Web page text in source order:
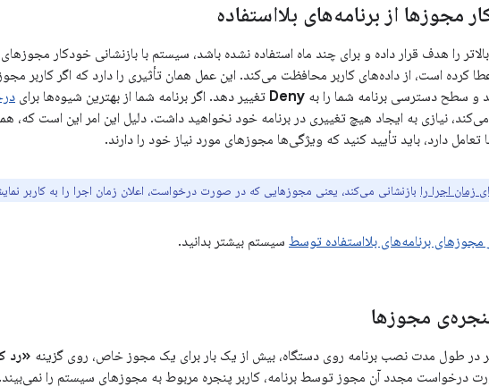
از برنامه‌های بلااستفاده
برنامه شما اندروید ۱۱ یا بالاتر را هدف قرار داده و برای چند ماه استفاده نشده باشد، سیستم با بازنشانی خودکار
کرده است، از داده‌های کاربر محافظت می‌کند. این عمل همان تأثیری را دارد که اگر کاربر
و سطح دسترسی برنامه شما را به Deny تغییر دهد. اگر برنامه شما از بهترین شیوه‌ها برای
نیازی به ایجاد هیچ تغییری در برنامه خود نخواهید داشت. دلیل این امر این است که،
تعامل دارد، باید تأیید کنید که ویژگی‌ها مجوزهای مورد نیاز خود را دارند.
زمان اجرا را بازنشانی می‌کند، یعنی مجوزهایی که در صورت درخواست، اعلان زمان اجرا را به کاربر
مجوزهای برنامه‌های بلااستفاده توسط سیستم بیشتر بدانید.
مجوزها
«رد
درخواست مجدد آن مجوز توسط برنامه، کاربر پنجره مربوط به مجوزهای سیستم را نمی‌بیند.